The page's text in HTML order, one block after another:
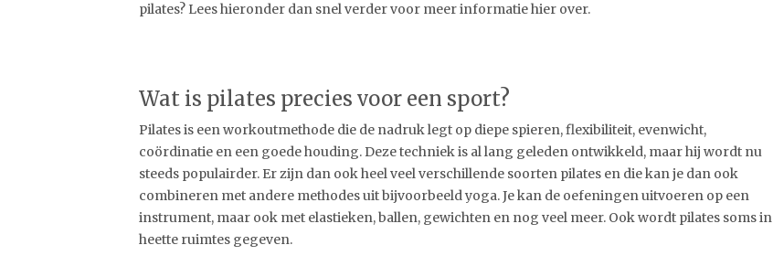
pilates? Lees hieronder dan snel verder voor meer informatie hier over.
Wat is pilates precies voor een sport?
Pilates is een workoutmethode die de nadruk legt op diepe spieren, flexibiliteit, evenwicht,
coördinatie en een goede houding. Deze techniek is al lang geleden ontwikkeld, maar hij wordt nu
steeds populairder. Er zijn dan ook heel veel verschillende soorten pilates en die kan je dan ook
combineren met andere methodes uit bijvoorbeeld yoga. Je kan de oefeningen uitvoeren op een
instrument, maar ook met elastieken, ballen, gewichten en nog veel meer. Ook wordt pilates soms in
heette ruimtes gegeven.